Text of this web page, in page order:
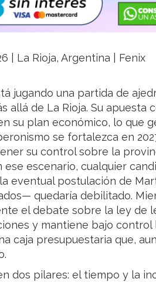
| La Rioja, Argentina | Fenix
jugando una partida de
allá de La Rioja. Su apuesta
su plan económico, lo que
se fortalezca en
su control sobre la
escenario, cualquier
eventual postulación de
quedaría debilitado.
el debate sobre la ley de
y mantiene bajo control
caja presupuestaria que,
dos pilares: el tiempo y la